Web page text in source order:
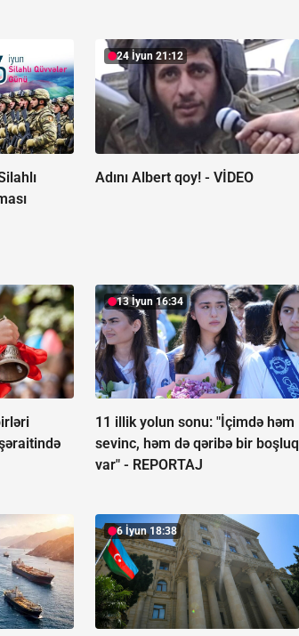
24 İyun 21:12
Adını Albert qoy! -VİDEO
13 İyun 16:34
11 illik yolun sonu: "İçimdə həm
sevinc, həm də qəribə bir boşluq
var" - REPORTAJ
6 İyun 18:38